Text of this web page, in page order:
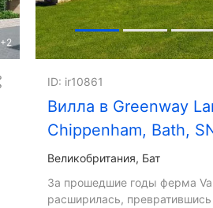
+2
Вилла в Greenway
Chippenham, Bath,
ID: ir10861
Великобритания, Бат
За прошедшие годы ферма
расширилась, превратившись